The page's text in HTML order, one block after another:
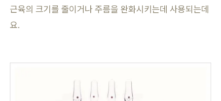
근육의 크기를 줄이거나 주름을 완화시키는데 사용되는데
요.